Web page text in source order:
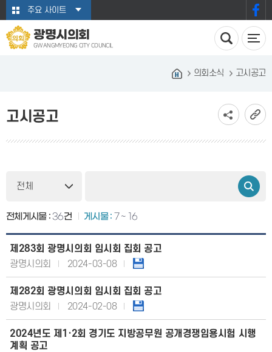
본문바로가기주요 사이트
광명시의회
GWANGMYEONG CITY COUNCIL
의회소식 고시공고
고시공고
전체게시물 : 36건 게시물 : 7 ~ 16
제283회 광명시의회 임시회 집회 공고
광명시의회
2024-03-08
제282회 광명시의회 임시회 집회 공고
광명시의회
2024-02-08
2024년도 제1·2회 경기도 지방공무원 공개경쟁임용시험 시행
계획 공고